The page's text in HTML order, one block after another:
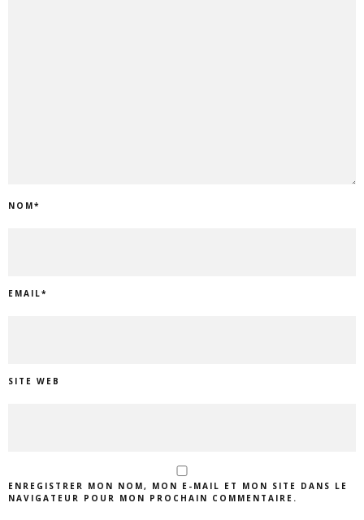
NOM*
EMAIL*
SITE WEB
ENREGISTRER MON NOM, MON E-MAIL ET MON SITE DANS LE
NAVIGATEUR POUR MON PROCHAIN COMMENTAIRE.